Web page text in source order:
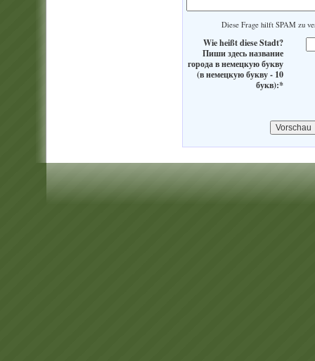
Diese Frage hilft SPAM zu
Wie heißt diese Stadt?
Пиши здесь название
города в немецкую букву
(в немецкую букву - 10
букв):*